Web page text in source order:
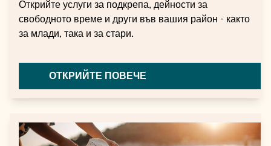
Открийте услуги за подкрепа, дейности за
свободното време и други във вашия район - както
за млади, така и за стари.
ОТКРИЙТЕ ПОВЕЧЕ